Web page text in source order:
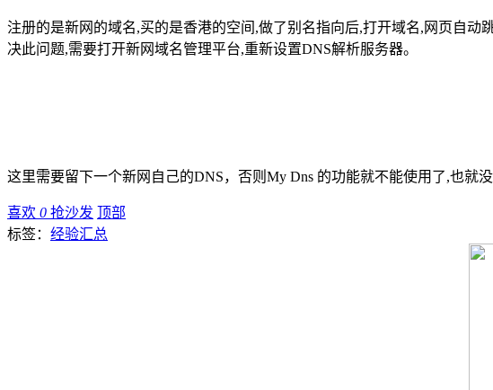
注册的是新网的域名,买的是香港的空间,做了别名指向后,打开域名,网页自动
决此问题,需要打开新网域名管理平台,重新设置DNS解析服务器。
这里需要留下一个新网自己的DNS，否则My Dns 的功能就不能使用了,也就
喜欢 0 抢沙发 顶部
标签： 经验汇总